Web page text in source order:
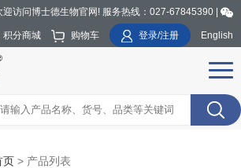
迎访问博士德生物官网! 服务热线：027-67845390 |
积分商城 购物车 登录/注册 English
页 > 产品列表